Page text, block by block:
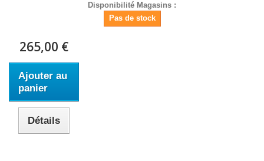
Disponibilité Magasins :
Pas de stock
265,00 €
Ajouter au
panier
Détails